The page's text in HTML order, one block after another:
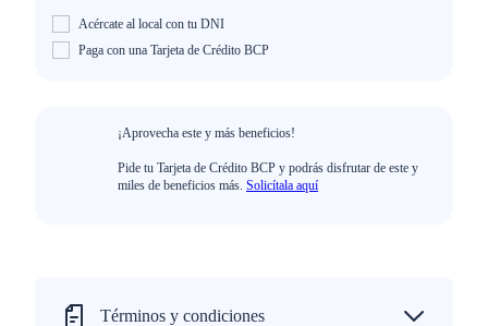
Acércate al local con tu DNI
Paga con una Tarjeta de Crédito BCP
¡Aprovecha este y más beneficios!
Pide tu Tarjeta de Crédito BCP y podrás disfrutar de este y
miles de beneficios más. Solicítala aquí
Términos y condiciones